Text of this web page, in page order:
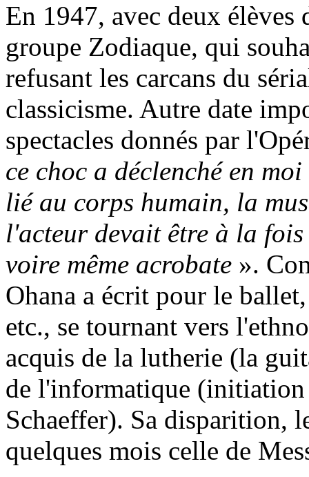
En 1947, avec deux
groupe Zodiaque, qui
refusant les carcans du
classicisme. Autre date
spectacles donnés par
ce choc a déclenché en
lié au corps humain, la
l'acteur devait être à la
voire même acrobate ».
Ohana a écrit pour le
etc., se tournant vers
acquis de la lutherie (la
de l'informatique (initiation
Schaeffer). Sa disparition,
quelques mois celle de